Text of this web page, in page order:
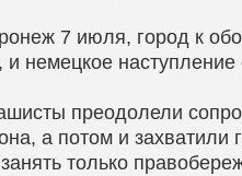
7 июля, город к
немецкое наступление
преодолели
а потом и захватили
только